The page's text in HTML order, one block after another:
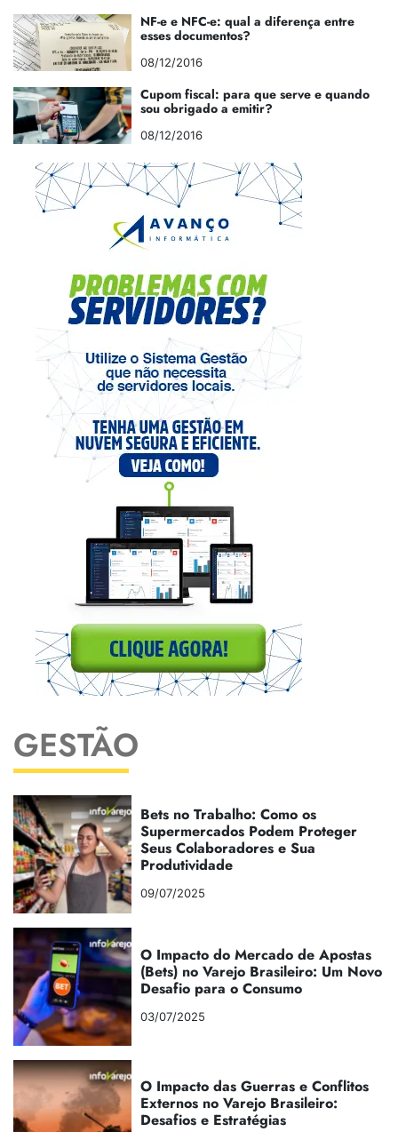
NF-e e NFC-e: qual a diferença entre
esses documentos?
08/12/2016
Cupom fiscal: para que serve e quando
sou obrigado a emitir?
08/12/2016
GESTÃO
Bets no Trabalho: Como os
Supermercados Podem Proteger
Seus Colaboradores e Sua
Produtividade
09/07/2025
O Impacto do Mercado de Apostas
(Bets) no Varejo Brasileiro: Um Novo
Desafio para o Consumo
03/07/2025
O Impacto das Guerras e Conflitos
Externos no Varejo Brasileiro:
Desafios e Estratégias